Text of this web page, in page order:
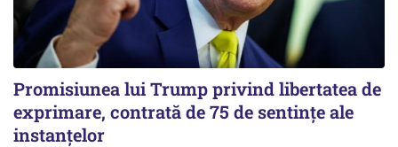
Promisiunea lui Trump privind libertatea de
exprimare, contrată de 75 de sentințe ale
instanțelor